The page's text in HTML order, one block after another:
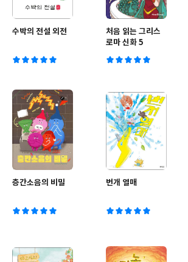
수박의 전설 외전
처음 읽는 그리스
로마 신화 5
층간소음의 비밀 번개 열매